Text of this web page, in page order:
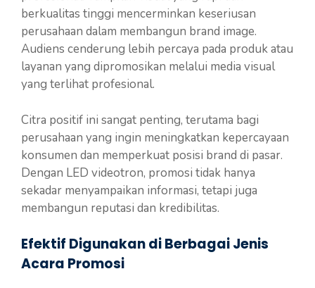
berkualitas tinggi mencerminkan keseriusan
perusahaan dalam membangun brand image.
Audiens cenderung lebih percaya pada produk atau
layanan yang dipromosikan melalui media visual
yang terlihat profesional.
Citra positif ini sangat penting, terutama bagi
perusahaan yang ingin meningkatkan kepercayaan
konsumen dan memperkuat posisi brand di pasar.
Dengan LED videotron, promosi tidak hanya
sekadar menyampaikan informasi, tetapi juga
membangun reputasi dan kredibilitas.
Efektif Digunakan di Berbagai Jenis
Acara Promosi